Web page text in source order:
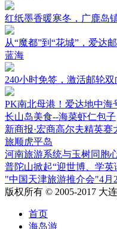
红纸墨香暖寒冬，广鹿岛
从“魔都”到“花城”，爱达
蓝海
240小时免签，激活邮轮
PK南北母港！爱达地中海
长山岛美食--海菜虾仁包子
新商报·宏商高尔夫精英赛
旅顺虎平岛
河南旅游系统与玉树同胞
普陀山掀起“迎世博、学英
"中国天津旅游推介会"4月
版权所有 © 2005-2017 大
首页
海岛游